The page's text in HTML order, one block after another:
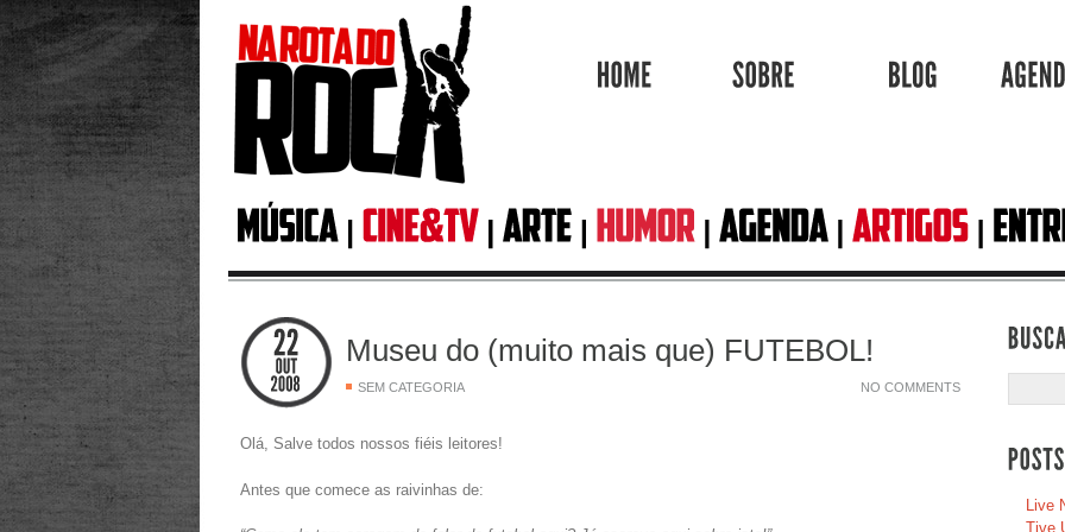
Museu do (muito mais que) FUTEBOL!
SEM CATEGORIA NO COMMENTS
Olá, Salve todos nossos fiéis leitores!
Antes que comece as raivinhas de:
Live
Tive